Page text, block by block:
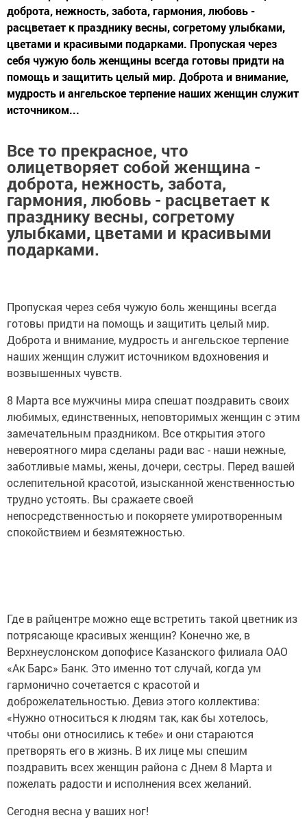
доброта, нежность, забота, гармония, любовь -
расцветает к празднику весны, согретому улыбками,
цветами и красивыми подарками. Пропуская через
себя чужую боль женщины всегда готовы придти на
помощь и защитить целый мир. Доброта и внимание,
мудрость и ангельское терпение наших женщин служит
источником...
Все то прекрасное, что
олицетворяет собой женщина -
доброта, нежность, забота,
гармония, любовь - расцветает к
празднику весны, согретому
улыбками, цветами и красивыми
подарками.
Пропуская через себя чужую боль женщины всегда
готовы придти на помощь и защитить целый мир.
Доброта и внимание, мудрость и ангельское терпение
наших женщин служит источником вдохновения и
возвышенных чувств.
8 Марта все мужчины мира спешат поздравить своих
любимых, единственных, неповторимых женщин с этим
замечательным праздником. Все открытия этого
невероятного мира сделаны ради вас - наши нежные,
заботливые мамы, жены, дочери, сестры. Перед вашей
ослепительной красотой, изысканной женственностью
трудно устоять. Вы сражаете своей
непосредственностью и покоряете умиротворенным
спокойствием и безмятежностью.
Где в райцентре можно еще встретить такой цветник из
потрясающе красивых женщин? Конечно же, в
Верхнеуслонском допофисе Казанского филиала ОАО
«Ак Барс» Банк. Это именно тот случай, когда ум
гармонично сочетается с красотой и
доброжелательностью. Девиз этого коллектива:
«Нужно относиться к людям так, как бы хотелось,
чтобы они относились к тебе» и они стараются
претворять его в жизнь. В их лице мы спешим
поздравить всех женщин района с Днем 8 Марта и
пожелать радости и исполнения всех желаний.
Сегодня весна у ваших ног!